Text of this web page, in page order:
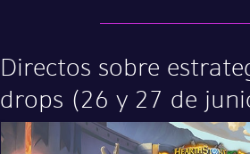
Directos sobre
drops (26 y 27 de